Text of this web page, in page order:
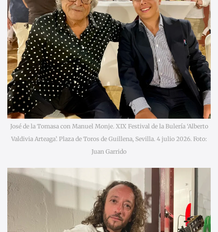
José de la Tomasa con Manuel Monje. XIX Festival de la Bulería ‘Alberto
Valdivia Arteaga’. Plaza de Toros de Guillena, Sevilla. 4 julio 2026. Foto:
Juan Garrido